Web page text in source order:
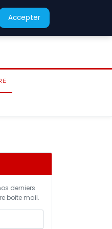
derniers
boîte mail.
Accepter